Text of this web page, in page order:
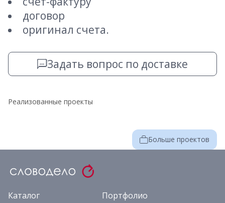
договор
оригинал счета.
Задать вопрос по доставке
Реализованные проекты
Больше проектов
Каталог
Портфолио